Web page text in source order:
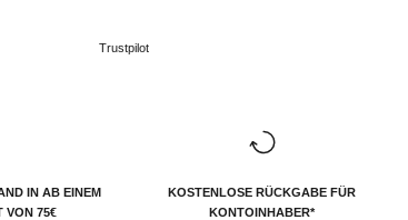
Trustpilot
IN AB EINEM
VON 75€
KOSTENLOSE RÜCKGABE FÜR
KONTOINHABER*